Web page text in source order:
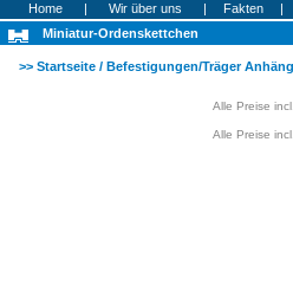
Home | Wir über uns | Fakten
|
Miniatur-Ordenskettchen
>> Startseite/ Befestigungen/Träger
Alle Preise
Alle Preise